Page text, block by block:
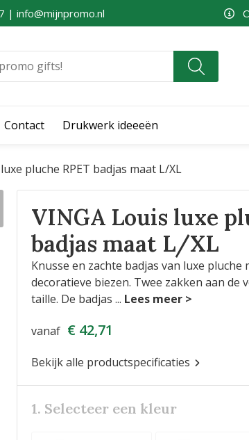
| info@mijnpromo.nl
Contact Drukwerk ideeeën
pluche RPET badjas maat L/XL
VINGA Louis luxe
badjas maat L/XL
Knusse en zachte badjas van luxe
decoratieve biezen. Twee zakken aan de
taille. De badjas ...
vanaf € 42,71
Bekijk alle productspecificaties
1. Selecteer een kleur